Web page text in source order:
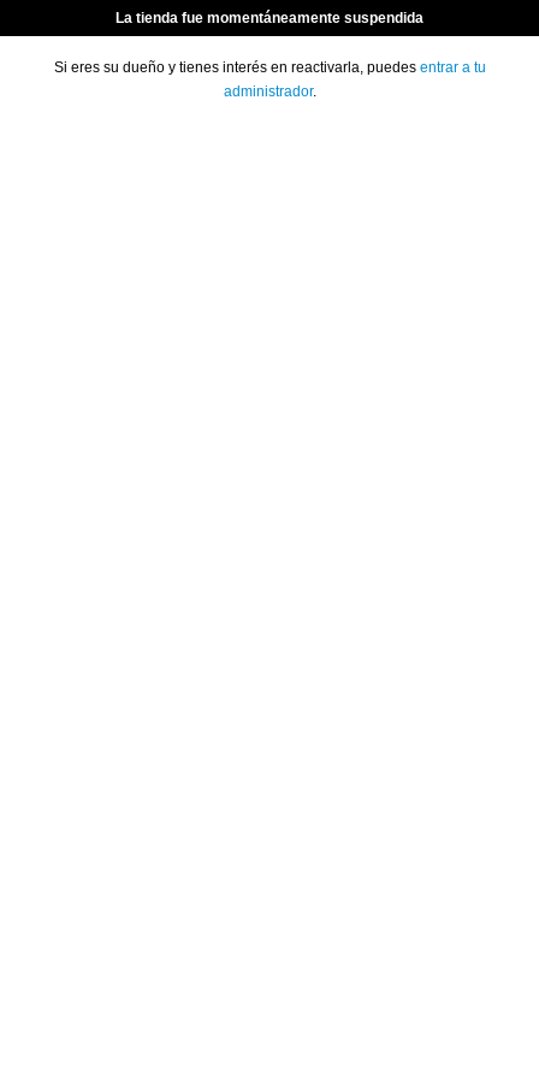
La tienda fue momentáneamente suspendida
Si eres su dueño y tienes interés en reactivarla, puedes entrar a tu
administrador.